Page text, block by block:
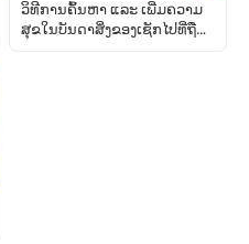
ວິທີການຄົ້ນຫາ ແລະ ເພີ່ມຄວາມ
ສຸຂໃນບັນດາສິ່ງຂອງເຊັກໄປທີ່ຖືກ